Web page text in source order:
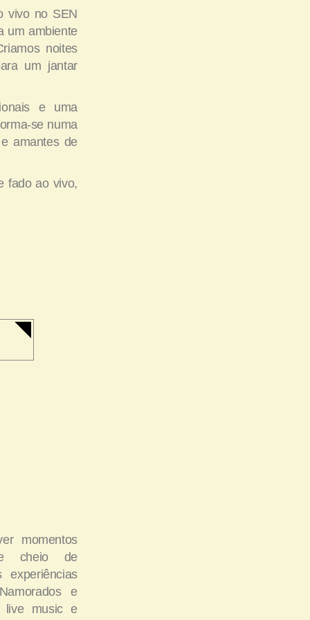
vivo no SEN
um ambiente
noites
um jantar
e uma
se numa
amantes de
fado ao vivo,
momentos
e cheio de
e
live music e